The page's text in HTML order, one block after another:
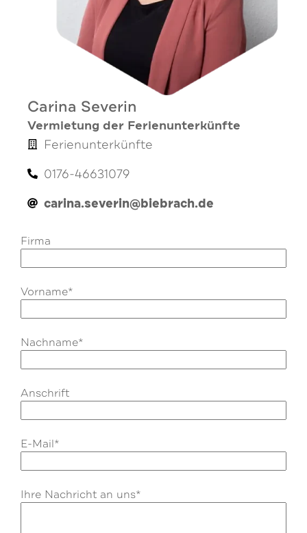
Firma
Vorname*
Nachname*
Anschrift
E-Mail*
Ihre Nachricht an uns*
Carina Severin
Vermietung der Ferienunterkünfte
Ferienunterkünfte
0176-46631079
carina.severin@biebrach.de